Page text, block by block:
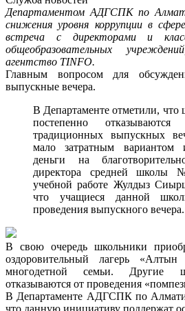
Департаментом АДГСПК по
снижения уровня коррупции в
встреча с директорами и
общеобразовательных
агентство TINFO.
Главным вопросом для
выпускные вечера.
В Департаменте отметили, что
постепенно
традиционных выпускных
мало затратным
деньги на
директора средней
учебной работе Жулдыз
что учащиеся данной
проведения выпускного вечера.
В свою очередь школьники
оздоровительный лагерь
многодетной семьи. Другие
отказываются от проведения
В Департаменте АДГСПК по